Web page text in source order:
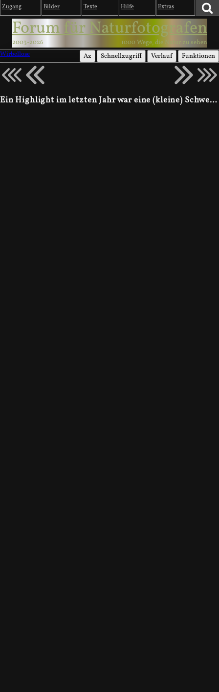
Zugang Bilder Texte Hilfe Extras
Forum für Naturfotografen
2003-2026
1000 Wege, die Natur zu sehen
Wirbellose
Az Schnellzugriff Verlauf Funktionen
Ein Highlight im letzten Jahr war eine (kleine) Schwemme von Segelfaltern